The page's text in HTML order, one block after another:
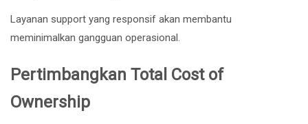
Layanan support yang responsif akan membantu
meminimalkan gangguan operasional.
Pertimbangkan Total Cost of
Ownership